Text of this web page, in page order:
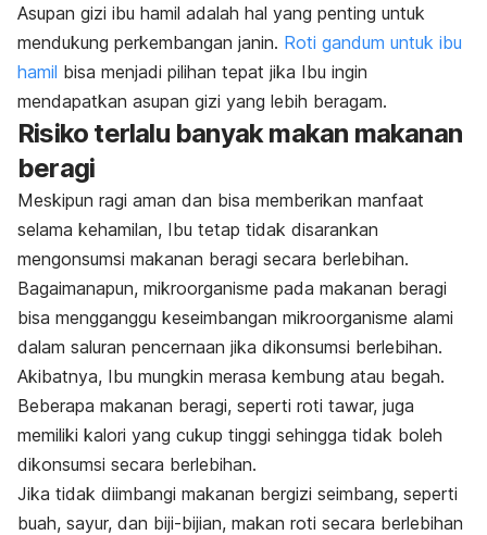
Asupan gizi ibu hamil adalah hal yang penting untuk
mendukung perkembangan janin. Roti gandum untuk ibu
hamil bisa menjadi pilihan tepat jika Ibu ingin
mendapatkan asupan gizi yang lebih beragam.
Risiko terlalu banyak makan makanan
beragi
Meskipun ragi aman dan bisa memberikan manfaat
selama kehamilan, Ibu tetap tidak disarankan
mengonsumsi makanan beragi secara berlebihan.
Bagaimanapun, mikroorganisme pada makanan beragi
bisa mengganggu keseimbangan mikroorganisme alami
dalam saluran pencernaan jika dikonsumsi berlebihan.
Akibatnya, Ibu mungkin merasa kembung atau begah.
Beberapa makanan beragi, seperti roti tawar, juga
memiliki kalori yang cukup tinggi sehingga tidak boleh
dikonsumsi secara berlebihan.
Jika tidak diimbangi makanan bergizi seimbang, seperti
buah, sayur, dan biji-bijian, makan roti secara berlebihan